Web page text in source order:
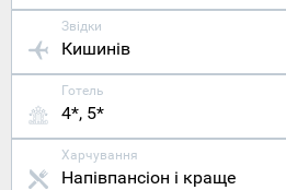
Звідки
Кишинів
Готель
4*, 5*
Харчування
Напівпансіон і краще